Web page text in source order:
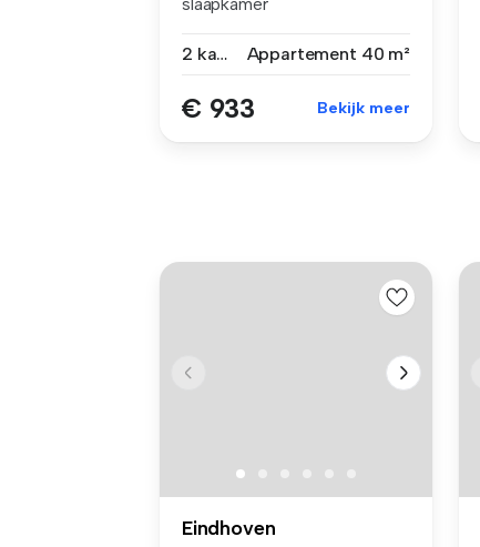
2 kamers
Appartement 40 m²
€ 933 Bekijk meer
Eindhoven